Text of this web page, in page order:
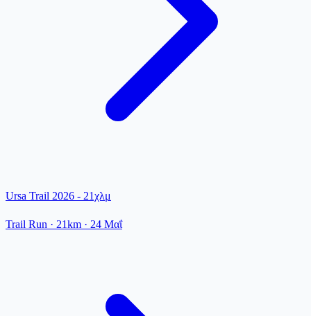
Ursa Trail 2026 - 21χλμ
Trail Run · 21km · 24 Μαΐ